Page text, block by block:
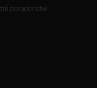
poradenství